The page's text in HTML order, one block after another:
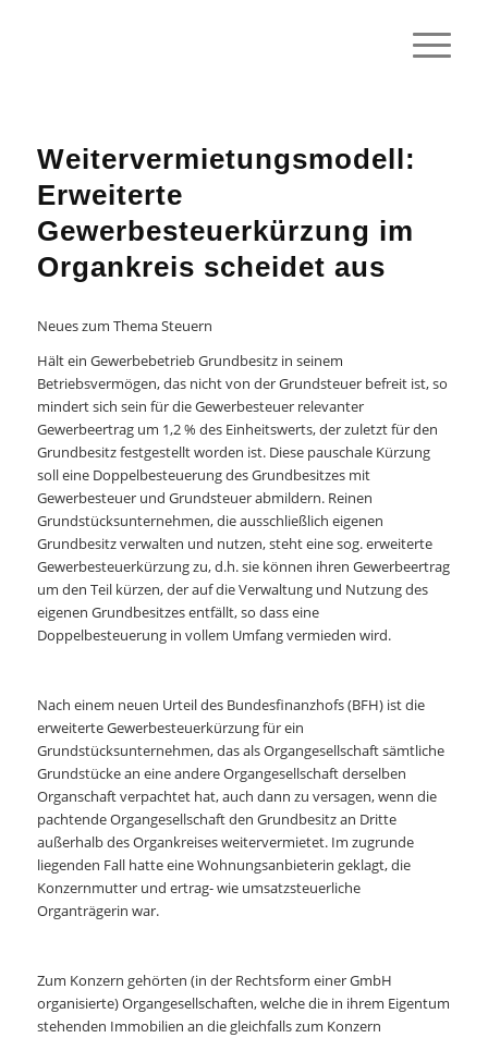
Weitervermietungsmodell:
Erweiterte
Gewerbesteuerkürzung im
Organkreis scheidet aus
Neues zum Thema Steuern
Hält ein Gewerbebetrieb Grundbesitz in seinem
Betriebsvermögen, das nicht von der Grundsteuer befreit ist, so
mindert sich sein für die Gewerbesteuer relevanter
Gewerbeertrag um 1,2 % des Einheitswerts, der zuletzt für den
Grundbesitz festgestellt worden ist. Diese pauschale Kürzung
soll eine Doppelbesteuerung des Grundbesitzes mit
Gewerbesteuer und Grundsteuer abmildern. Reinen
Grundstücksunternehmen, die ausschließlich eigenen
Grundbesitz verwalten und nutzen, steht eine sog. erweiterte
Gewerbesteuerkürzung zu, d.h. sie können ihren Gewerbeertrag
um den Teil kürzen, der auf die Verwaltung und Nutzung des
eigenen Grundbesitzes entfällt, so dass eine
Doppelbesteuerung in vollem Umfang vermieden wird.
Nach einem neuen Urteil des Bundesfinanzhofs (BFH) ist die
erweiterte Gewerbesteuerkürzung für ein
Grundstücksunternehmen, das als Organgesellschaft sämtliche
Grundstücke an eine andere Organgesellschaft derselben
Organschaft verpachtet hat, auch dann zu versagen, wenn die
pachtende Organgesellschaft den Grundbesitz an Dritte
außerhalb des Organkreises weitervermietet. Im zugrunde
liegenden Fall hatte eine Wohnungsanbieterin geklagt, die
Konzernmutter und ertrag- wie umsatzsteuerliche
Organträgerin war.
Zum Konzern gehörten (in der Rechtsform einer GmbH
organisierte) Organgesellschaften, welche die in ihrem Eigentum
stehenden Immobilien an die gleichfalls zum Konzern